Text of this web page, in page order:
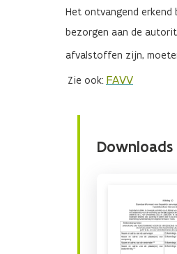
Het ontvangend
bezorgen aan de
afvalstoffen zijn,
Zie ook: FAVV
Downloads